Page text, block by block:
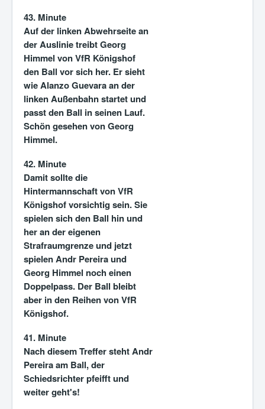
43. Minute
Auf der linken Abwehrseite an
der Auslinie treibt Georg
Himmel von VfR Königshof
den Ball vor sich her. Er sieht
wie Alanzo Guevara an der
linken Außenbahn startet und
passt den Ball in seinen Lauf.
Schön gesehen von Georg
Himmel.
42. Minute
Damit sollte die
Hintermannschaft von VfR
Königshof vorsichtig sein. Sie
spielen sich den Ball hin und
her an der eigenen
Strafraumgrenze und jetzt
spielen Andr Pereira und
Georg Himmel noch einen
Doppelpass. Der Ball bleibt
aber in den Reihen von VfR
Königshof.
41. Minute
Nach diesem Treffer steht Andr
Pereira am Ball, der
Schiedsrichter pfeifft und
weiter geht's!